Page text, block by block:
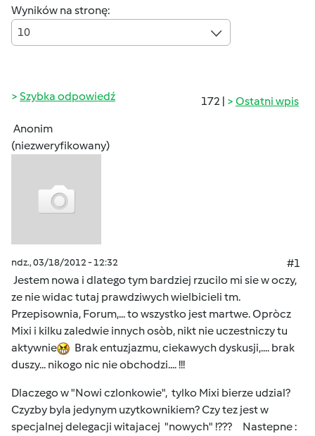
Wyników na stronę:
10
172 | Ostatni wpis
Szybka odpowiedź
Anonim
(niezweryfikowany)
ndz., 03/18/2012 - 12:32
#1
Jestem nowa i dlatego tym bardziej rzucilo mi sie w oczy,
ze nie widac tutaj prawdziwych wielbicieli tm.
Przepisownia, Forum,... to wszystko jest martwe. Opròcz
Mixi i kilku zaledwie innych osòb, nikt nie uczestniczy tu
aktywnie
Brak entuzjazmu, ciekawych dyskusji,.... brak
duszy... nikogo nic nie obchodzi.... !!!
Dlaczego w "Nowi czlonkowie", tylko Mixi bierze udzial?
Czyzby byla jedynym uzytkownikiem? Czy tez jest w
specjalnej delegacji witajacej "nowych" !??? Nastepne :